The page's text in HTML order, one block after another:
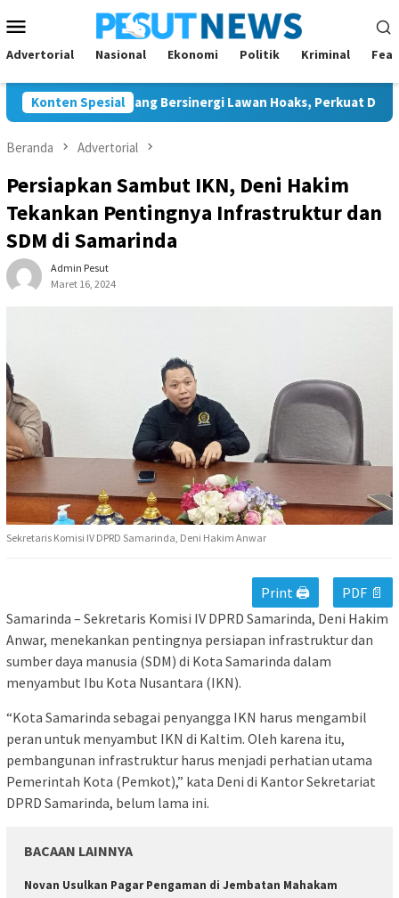
ke
kontenMobile
Advertorial Nasional Ekonomi Politik Kriminal
Konten Spesial
JMSI Bontang Bersinergi Lawan Hoaks, Perkuat Demokrasi
Beranda Advertorial
Persiapkan Sambut IKN, Deni Hakim
Tekankan Pentingnya Infrastruktur dan
SDM di Samarinda
Admin Pesut
Maret 16, 2024
Sekretaris Komisi IV DPRD Samarinda, Deni Hakim Anwar
Print 🖨
PDF 📄
Samarinda – Sekretaris Komisi IV DPRD Samarinda, Deni Hakim
Anwar, menekankan pentingnya persiapan infrastruktur dan
sumber daya manusia (SDM) di Kota Samarinda dalam
menyambut Ibu Kota Nusantara (IKN).
“Kota Samarinda sebagai penyangga IKN harus mengambil
peran untuk menyambut IKN di Kaltim. Oleh karena itu,
pembangunan infrastruktur harus menjadi perhatian utama
Pemerintah Kota (Pemkot),” kata Deni di Kantor Sekretariat
DPRD Samarinda, belum lama ini.
BACAAN LAINNYA
Novan Usulkan Pagar Pengaman di Jembatan Mahakam